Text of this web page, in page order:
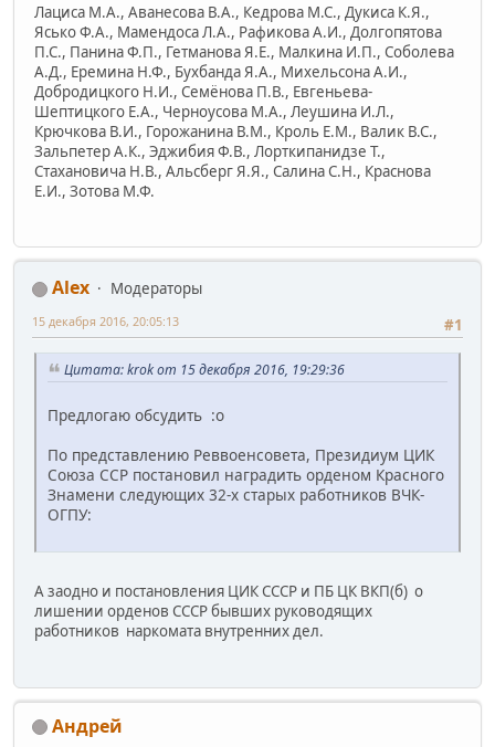
Лациса М.А., Аванесова В.А., Кедрова М.С., Дукиса К.Я.,
Ясько Ф.А., Мамендоса Л.А., Рафикова А.И., Долгопятова
П.С., Панина Ф.П., Гетманова Я.Е., Малкина И.П., Соболева
А.Д., Еремина Н.Ф., Бухбанда Я.А., Михельсона А.И.,
Добродицкого Н.И., Семёнова П.В., Евгеньева-
Шептицкого Е.А., Черноусова М.А., Леушина И.Л.,
Крючкова В.И., Горожанина В.М., Кроль Е.М., Валик В.С.,
Зальпетер А.К., Эджибия Ф.В., Лорткипанидзе Т.,
Стахановича Н.В., Альсберг Я.Я., Салина С.Н., Краснова
Е.И., Зотова М.Ф.
Alex
Модераторы
#1
15 декабря 2016, 20:05:13
Цитата: krok от 15 декабря 2016, 19:29:36
Предлогаю обсудить :o
По представлению Реввоенсовета, Президиум ЦИК
Союза ССР постановил наградить орденом Красного
Знамени следующих 32-х старых работников ВЧК-
ОГПУ:
А заодно и постановления ЦИК СССР и ПБ ЦК ВКП(б) о
лишении орденов СССР бывших руководящих
работников наркомата внутренних дел.
Андрей